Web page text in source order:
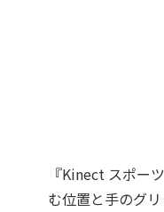
『Kinect スポー
む位置と手のグ